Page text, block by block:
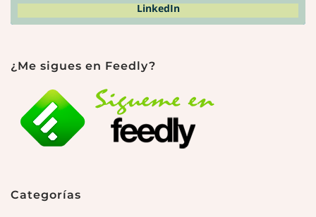
LinkedIn
¿Me sigues en Feedly?
Categorías